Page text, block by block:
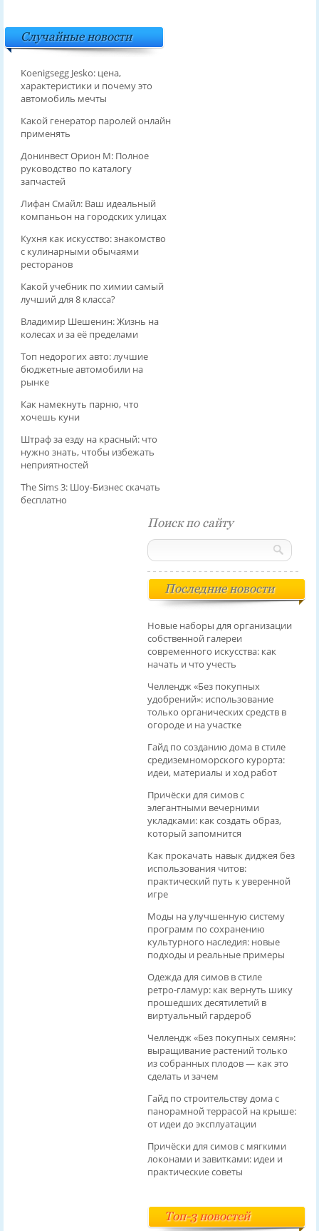
Случайные новости
Koenigsegg Jesko: цена,
характеристики и почему это
автомобиль мечты
Какой генератор паролей онлайн
применять
Донинвест Орион М: Полное
руководство по каталогу
запчастей
Лифан Смайл: Ваш идеальный
компаньон на городских улицах
Кухня как искусство: знакомство
с кулинарными обычаями
ресторанов
Какой учебник по химии самый
лучший для 8 класса?
Владимир Шешенин: Жизнь на
колесах и за её пределами
Топ недорогих авто: лучшие
бюджетные автомобили на
рынке
Как намекнуть парню, что
хочешь куни
Штраф за езду на красный: что
нужно знать, чтобы избежать
неприятностей
The Sims 3: Шоу-Бизнес скачать
бесплатно
Поиск по сайту
Последние новости
Новые наборы для организации
собственной галереи
современного искусства: как
начать и что учесть
Челлендж «Без покупных
удобрений»: использование
только органических средств в
огороде и на участке
Гайд по созданию дома в стиле
средиземноморского курорта:
идеи, материалы и ход работ
Причёски для симов с
элегантными вечерними
укладками: как создать образ,
который запомнится
Как прокачать навык диджея без
использования читов:
практический путь к уверенной
игре
Моды на улучшенную систему
программ по сохранению
культурного наследия: новые
подходы и реальные примеры
Одежда для симов в стиле
ретро‑гламур: как вернуть шику
прошедших десятилетий в
виртуальный гардероб
Челлендж «Без покупных семян»:
выращивание растений только
из собранных плодов — как это
сделать и зачем
Гайд по строительству дома с
панорамной террасой на крыше:
от идеи до эксплуатации
Причёски для симов с мягкими
локонами и завитками: идеи и
практические советы
Топ-3 новостей